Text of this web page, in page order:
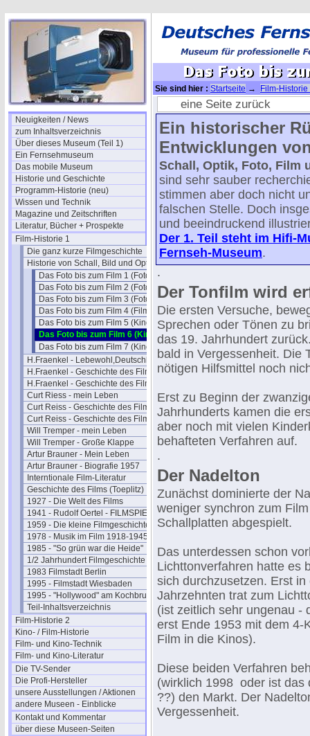
Neuigkeiten / News
zum Inhaltsverzeichnis
Über dieses Museum (Teil 1)
Ein Fernsehmuseum
Das mobile Museum
Historie und Geschichte
Programm-Historie (neu)
Wissen und Technik
Magazine und Zeitschriften
Literatur, Bücher + Prospekte
Film-Historie 1
Die ganz kurze Filmgeschichte
Historie von Schall, Bild und Optik
Das Foto bis zum Film 1 (Foto)
Das Foto bis zum Film 2 (Foto)
Das Foto bis zum Film 3 (Foto)
Das Foto bis zum Film 4 (Film)
Das Foto bis zum Film 5 (Kino)
Das Foto bis zum Film 6 (Kino)
Das Foto bis zum Film 7 (Kino)
H.Fraenkel - Lebewohl,Deutschland
H.Fraenkel - Geschichte des Films 1
H.Fraenkel - Geschichte des Films 2
Curt Riess - mein Leben
Curt Reiss - Geschichte des Films I
Curt Reiss - Geschichte des Films II
Will Tremper - mein Leben
Will Tremper - Große Klappe
Artur Brauner - Mein Leben
Artur Brauner - Biografie 1957
Interntionale Film-Literatur
Geschichte des Films (Toeplitz)
1927 - Die Welt des Films
1941 - Rudolf Oertel - FILMSPIEGEL
1959 - Die kleine Filmgeschichte
1978 - Musik im Film 1918-1945
1985 - "So grün war die Heide"
1/2 Jahrhundert Filmgeschichte
1983 Filmstadt Berlin
1995 - Filmstadt Wiesbaden
1995 - "Hollywood" am Kochbrunnen
Teil-Inhaltsverzeichnis
Film-Historie 2
Kino- / Film-Historie
Film- und Kino-Technik
Film- und Kino-Literatur
Die TV-Sender
Die Profi-Hersteller
unsere Ausstellungen / Aktionen
andere Museen - Einblicke
Kontakt und Kommentar
über diese Museen-Seiten
Sie sind hier : Startseite →
Film-Historie
6 (Kino)eine Seite zurück
Ein historischer
Entwicklungen
Schall, Optik, Foto, Film
sind sehr sauber
stimmen aber doch nicht
falschen Stelle. Doch
und beeindruckend
Der 1. Teil steht im Hifi-
Fernseh-Museum.
.
Der Tonfilm wird
Die ersten Versuche,
Sprechen oder Tönen zu
das 19. Jahrhundert
bald in Vergessenheit. Die
nötigen Hilfsmittel noch
Erst zu Beginn der
Jahrhunderts kamen die
aber noch mit vielen
behafteten Verfahren auf.
.
Der Nadelton
Zunächst dominierte der
weniger synchron zum
Schallplatten abgespielt.
Das unterdessen schon
Lichttonverfahren hatte es
sich durchzusetzen. Erst in
Jahrzehnten trat zum
(ist zeitlich sehr ungenau -
erst Ende 1953 mit dem 4-
Film in die Kinos).
Diese beiden Verfahren
(wirklich 1998 oder ist das
??) den Markt. Der
Vergessenheit.